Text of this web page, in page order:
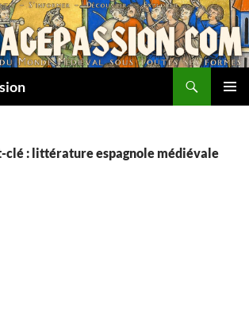
clé : littérature espagnole médiévale